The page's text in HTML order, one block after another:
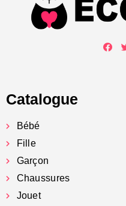
Catalogue
Bébé
Fille
Garçon
Chaussures
Jouet